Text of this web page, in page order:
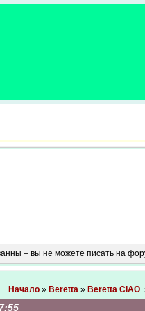
– вы не можете писать на
Начало » Beretta » Beretta CIAO